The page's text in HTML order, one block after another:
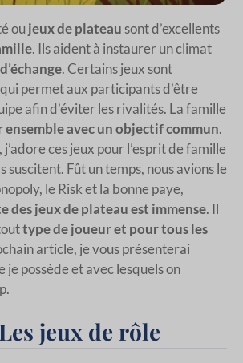
ou jeux de plateausont d’excellents
. Ils aident à instaurer un climat
. Certains jeux sont
qui permet aux participants d’être
afin d’éviter les rivalités. La famille
ensemble avec un objectif commun.
ces jeux pour l’esprit de famille
suscitent. Fût un temps, nous avions le
le Risk et la bonne paye,
des jeux de plateau est immense. Il
type de joueur et pour tous les
article, je vous présenterai
je possède et avec lesquels on
jeux de rôle